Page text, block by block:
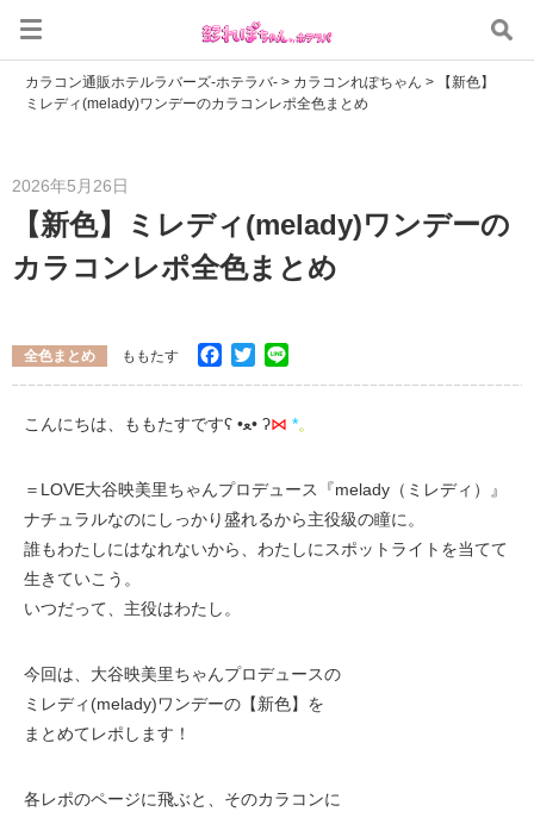
カラコン通販ホテルラバーズ-ホテラバ- > カラコンれぽちゃん >
【新色】
ミレディ(melady)ワンデーのカラコンレポ全色まとめ
2026年5月26日
【新色】ミレディ(melady)ワンデーの
カラコンレポ全色まとめ
全色まとめ ももたす Facebook
Twitter
こんにちは、ももたすですʕ •ﻌ• ʔ⋈ *。
＝LOVE大谷映美里ちゃんプロデュース『melady（ミレディ）』
ナチュラルなのにしっかり盛れるから主役級の瞳に。
誰もわたしにはなれないから、わたしにスポットライトを当てて
生きていこう。
いつだって、主役はわたし。
今回は、大谷映美里ちゃんプロデュースの
ミレディ(melady)ワンデーの【新色】を
まとめてレポします！
各レポのページに飛ぶと、そのカラコンに